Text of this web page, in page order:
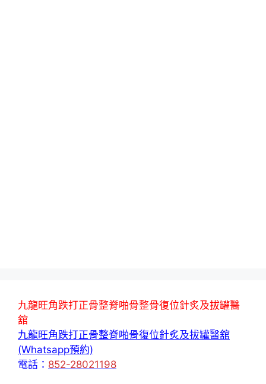
九龍旺角跌打正骨整脊啪骨整骨復位針炙及拔罐醫
舘
九龍旺角跌打正骨整脊啪骨復位針炙及拔罐醫舘
(Whatsapp預約)
電話： 852-28021198